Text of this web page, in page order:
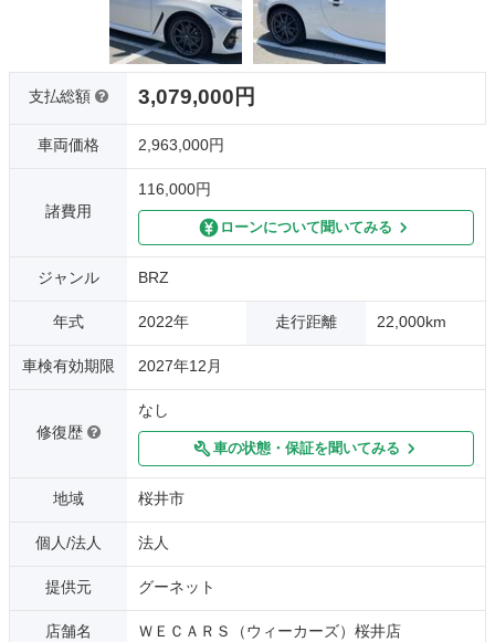
支払総額 3,079,000円
車両価格 2,963,000円
諸費用
116,000円
ローンについて聞いてみる
ジャンル BRZ
年式 2022年 走行距離 22,000km
車検有効期限 2027年12月
修復歴
なし
車の状態・保証を聞いてみる
地域 桜井市
個人/法人 法人
提供元 グーネット
店舗名 ＷＥＣＡＲＳ（ウィーカーズ）桜井店